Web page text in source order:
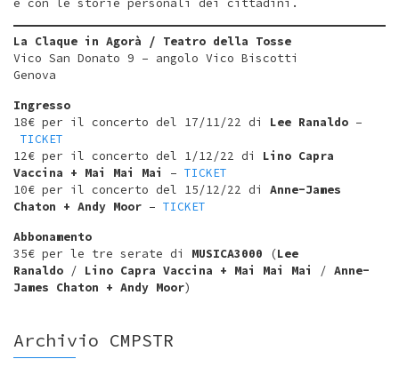
e con le storie personali dei cittadini.
La Claque in Agorà / Teatro della Tosse
Vico San Donato 9 – angolo Vico Biscotti
Genova
Ingresso
18€ per il concerto del 17/11/22 di Lee Ranaldo –
TICKET
12€ per il concerto del 1/12/22 di Lino Capra
Vaccina + Mai Mai Mai
– TICKET
10€ per il concerto del 15/12/22 di Anne-James
Chaton + Andy Moor – TICKET
Abbonamento
35€ per le tre serate di MUSICA3000 (Lee
Ranaldo / Lino Capra Vaccina + Mai Mai Mai / Anne-
James Chaton + Andy Moor)
Archivio CMPSTR